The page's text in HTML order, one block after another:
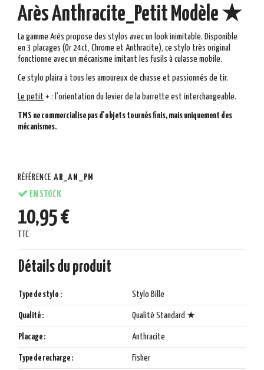
Arès Anthracite_Petit Modèle ★
La gamme Arès propose des stylos avec un look inimitable. Disponible
en 3 placages (Or 24ct, Chrome et Anthracite), ce stylo très original
fonctionne avec un mécanisme imitant les fusils à culasse mobile.
Ce stylo plaira à tous les amoureux de chasse et passionnés de tir.
Le petit + : l'orientation du levier de la barrette est interchangeable.
TMS ne commercialise pas d'objets tournés finis, mais uniquement des
mécanismes.
RÉFÉRENCE AR_AN_PM
EN STOCK
10,95 €
TTC
Détails du produit
Type de stylo : Stylo Bille
Qualité : Qualité Standard ★
Placage : Anthracite
Type de recharge : Fisher